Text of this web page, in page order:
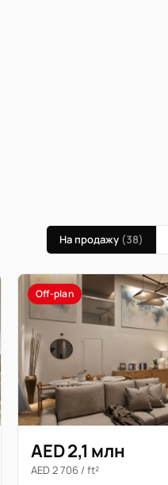
На продажу (38)
Off-plan
AED 2,1 млн
AED 2 706 / ft²